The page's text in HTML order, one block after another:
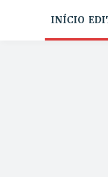
INÍCIO